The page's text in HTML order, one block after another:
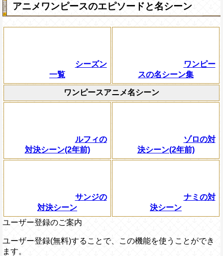
アニメワンピースのエピソードと名シーン
シーズン
一覧
ワンピー
スの名シーン集
ワンピースアニメ名シーン
ルフィの
対決シーン(2年前)
ゾロの対
決シーン(2年前)
サンジの
対決シーン
ナミの対
決シーン
ユーザー登録のご案内
ユーザー登録(無料)することで、この機能を使うことができ
ます。